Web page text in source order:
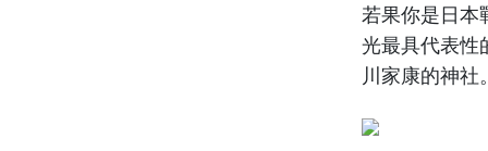
若果你是日本
光最具代表性
川家康的神社